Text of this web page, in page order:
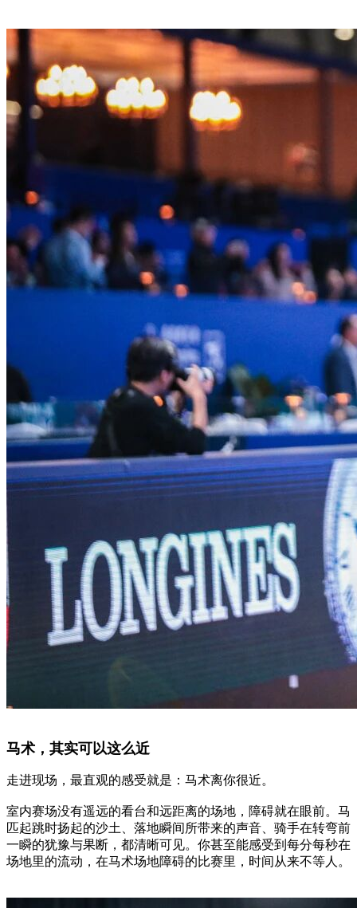
马术，其实可以这么近
走进现场，最直观的感受就是：马术离你很近。
室内赛场没有遥远的看台和远距离的场地，障碍就在眼前。马
匹起跳时扬起的沙土、落地瞬间所带来的声音、骑手在转弯前
一瞬的犹豫与果断，都清晰可见。你甚至能感受到每分每秒在
场地里的流动，在马术场地障碍的比赛里，时间从来不等人。